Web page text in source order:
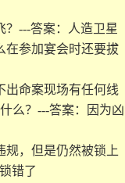
？---答案：人造卫星
在参加宴会时还要拔
出命案现场有任何线
么？---答案：因为凶
规，但是仍然被锁上
错了